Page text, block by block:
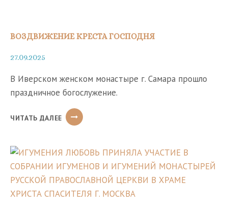
ВОЗДВИЖЕНИЕ КРЕСТА ГОСПОДНЯ
27.09.2025
В Иверском женском монастыре г. Самара прошло
праздничное богослужение.
ЧИТАТЬ ДАЛЕЕ
ВОЗДВИЖЕНИЕ
КРЕСТА